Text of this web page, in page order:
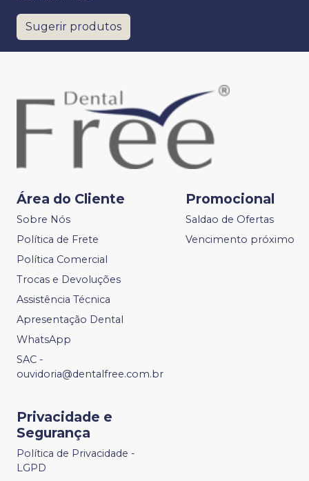
Sugerir produtos
Área do Cliente
Sobre Nós
Política de Frete
Política Comercial
Trocas e Devoluções
Assistência Técnica
Apresentação Dental
WhatsApp
SAC -
ouvidoria@dentalfree.com.br
Promocional
Saldao de Ofertas
Vencimento próximo
Privacidade e
Segurança
Política de Privacidade -
LGPD